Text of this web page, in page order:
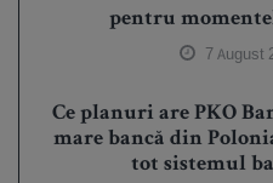
pentru
7 August
Ce planuri are PKO
mare bancă din
tot sistemul